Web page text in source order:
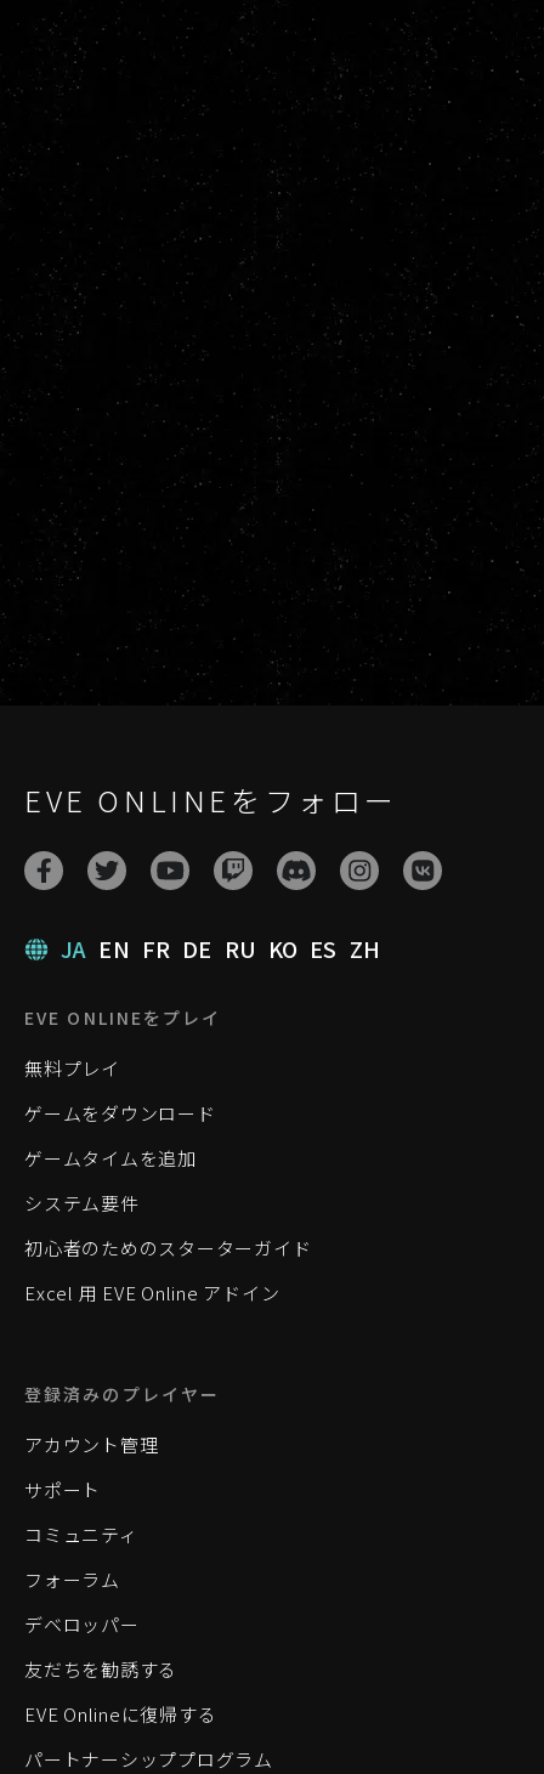
EVE ONLINEをフォロー
JA EN FR DE RU KO ES ZH
EVE ONLINEをプレイ
無料プレイ
ゲームをダウンロード
ゲームタイムを追加
システム要件
初心者のためのスターターガイド
Excel 用 EVE Online アドイン
登録済みのプレイヤー
アカウント管理
サポート
コミュニティ
フォーラム
デベロッパー
友だちを勧誘する
EVE Onlineに復帰する
パートナーシッププログラム